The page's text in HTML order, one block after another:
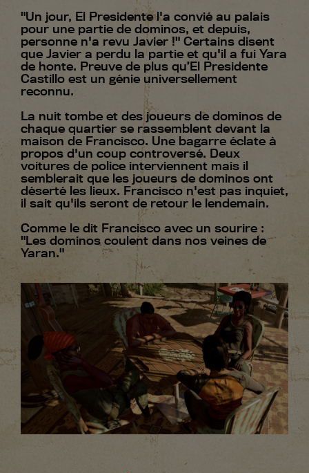
"Un jour, El Presidente l'a convié au palais
pour une partie de dominos, et depuis,
personne n'a revu Javier !" Certains disent
que Javier a perdu la partie et qu'il a fui Yara
de honte. Preuve de plus qu’El Presidente
Castillo est un génie universellement
reconnu.
La nuit tombe et des joueurs de dominos de
chaque quartier se rassemblent devant la
maison de Francisco. Une bagarre éclate à
propos d'un coup controversé. Deux
voitures de police interviennent mais il
semblerait que les joueurs de dominos ont
déserté les lieux. Francisco n'est pas inquiet,
il sait qu'ils seront de retour le lendemain.
Comme le dit Francisco avec un sourire :
"Les dominos coulent dans nos veines de
Yaran."